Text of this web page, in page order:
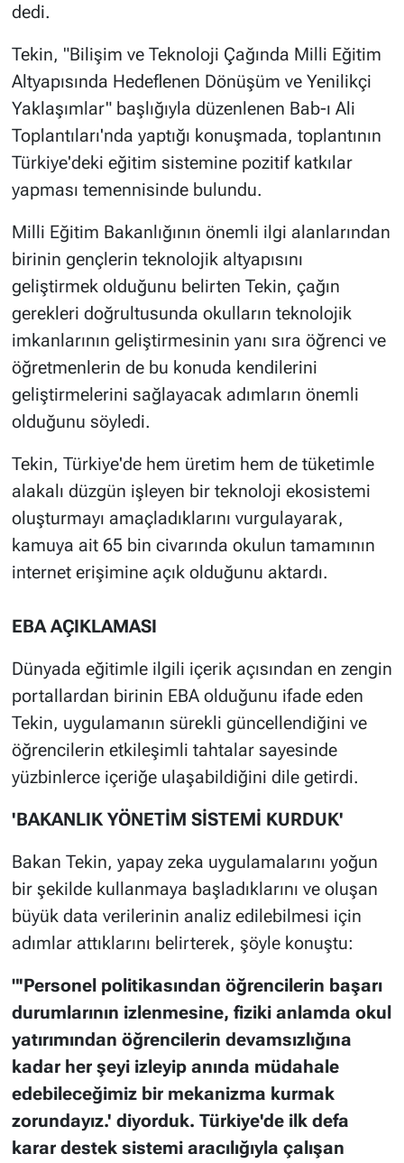
dedi.
Tekin, "Bilişim ve Teknoloji Çağında Milli Eğitim
Altyapısında Hedeflenen Dönüşüm ve Yenilikçi
Yaklaşımlar" başlığıyla düzenlenen Bab-ı Ali
Toplantıları'nda yaptığı konuşmada, toplantının
Türkiye'deki eğitim sistemine pozitif katkılar
yapması temennisinde bulundu.
Milli Eğitim Bakanlığının önemli ilgi alanlarından
birinin gençlerin teknolojik altyapısını
geliştirmek olduğunu belirten Tekin, çağın
gerekleri doğrultusunda okulların teknolojik
imkanlarının geliştirmesinin yanı sıra öğrenci ve
öğretmenlerin de bu konuda kendilerini
geliştirmelerini sağlayacak adımların önemli
olduğunu söyledi.
Tekin, Türkiye'de hem üretim hem de tüketimle
alakalı düzgün işleyen bir teknoloji ekosistemi
oluşturmayı amaçladıklarını vurgulayarak,
kamuya ait 65 bin civarında okulun tamamının
internet erişimine açık olduğunu aktardı.
EBA AÇIKLAMASI
Dünyada eğitimle ilgili içerik açısından en zengin
portallardan birinin EBA olduğunu ifade eden
Tekin, uygulamanın sürekli güncellendiğini ve
öğrencilerin etkileşimli tahtalar sayesinde
yüzbinlerce içeriğe ulaşabildiğini dile getirdi.
'BAKANLIK YÖNETİM SİSTEMİ KURDUK'
Bakan Tekin, yapay zeka uygulamalarını yoğun
bir şekilde kullanmaya başladıklarını ve oluşan
büyük data verilerinin analiz edilebilmesi için
adımlar attıklarını belirterek, şöyle konuştu:
"'Personel politikasından öğrencilerin başarı
durumlarının izlenmesine, fiziki anlamda okul
yatırımından öğrencilerin devamsızlığına
kadar her şeyi izleyip anında müdahale
edebileceğimiz bir mekanizma kurmak
zorundayız.' diyorduk. Türkiye'de ilk defa
karar destek sistemi aracılığıyla çalışan